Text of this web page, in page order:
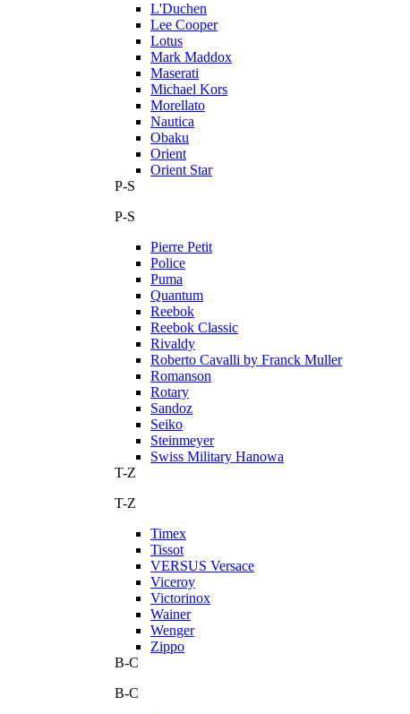
L'Duchen
Lee Cooper
Lotus
Mark Maddox
Maserati
Michael Kors
Morellato
Nautica
Obaku
Orient
Orient Star
P-S
P-S
Pierre Petit
Police
Puma
Quantum
Reebok
Reebok Classic
Rivaldy
Roberto Cavalli by Franck Muller
Romanson
Rotary
Sandoz
Seiko
Steinmeyer
Swiss Military Hanowa
T-Z
T-Z
Timex
Tissot
VERSUS Versace
Viceroy
Victorinox
Wainer
Wenger
Zippo
В-С
В-С